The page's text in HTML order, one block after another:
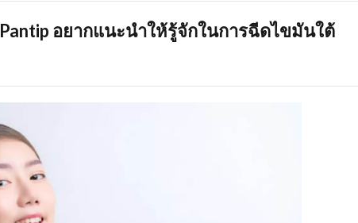
Pantip อยากแนะนำให้รู้จักในการฉีดไขมันใต้